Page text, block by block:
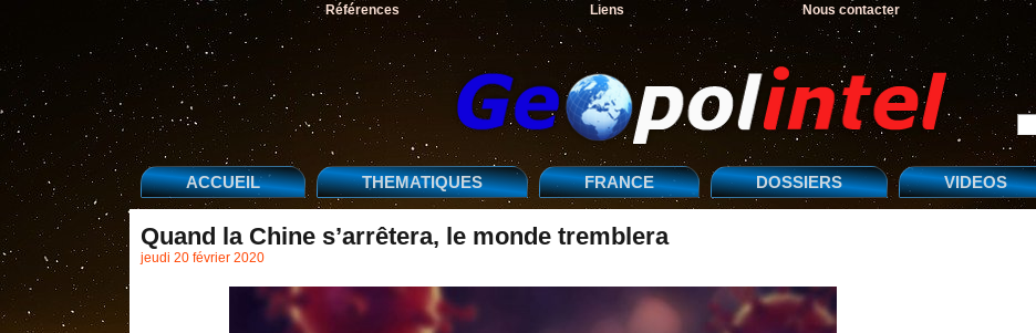
Références Liens Nous contacter
ACCUEIL THEMATIQUES FRANCE DOSSIERS VIDEOS
Quand la Chine s’arrêtera, le monde tremblera
jeudi 20 février 2020